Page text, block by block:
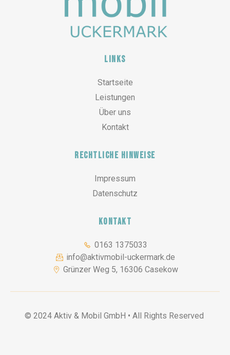
Links
Startseite
Leistungen
Über uns
Kontakt
Rechtliche Hinweise
Impressum
Datenschutz
Kontakt
0163 1375033
info@aktivmobil-uckermark.de
Grünzer Weg 5, 16306 Casekow
© 2024 Aktiv & Mobil GmbH • All Rights Reserved